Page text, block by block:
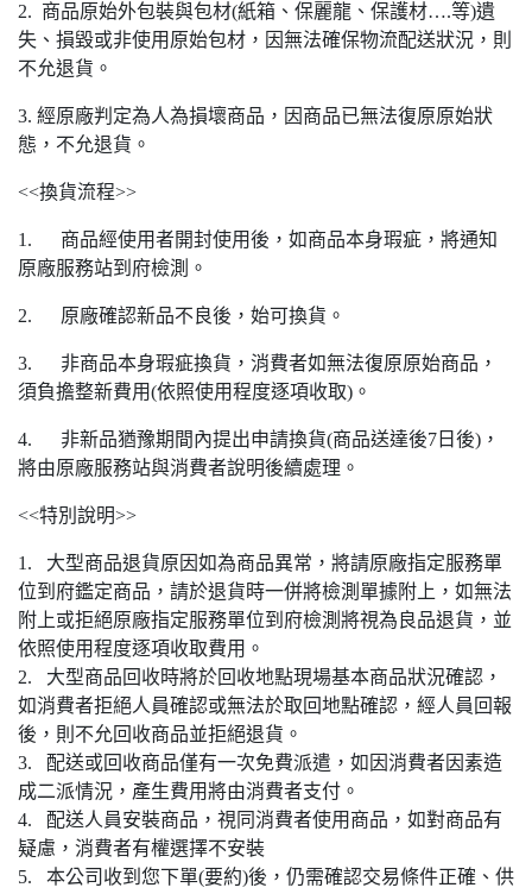
2. 商品原始外包裝與包材(紙箱、保麗龍、保護材….等)遺
失、損毀或非使用原始包材，因無法確保物流配送狀況，則
不允退貨。
3. 經原廠判定為人為損壞商品，因商品已無法復原原始狀
態，不允退貨。
<<換貨流程>>
1. 商品經使用者開封使用後，如商品本身瑕疵，將通知
原廠服務站到府檢測。
2. 原廠確認新品不良後，始可換貨。
3. 非商品本身瑕疵換貨，消費者如無法復原原始商品，
須負擔整新費用(依照使用程度逐項收取)。
4. 非新品猶豫期間內提出申請換貨(商品送達後7日後)，
將由原廠服務站與消費者說明後續處理。
<<特別說明>>
1. 大型商品退貨原因如為商品異常，將請原廠指定服務單
位到府鑑定商品，請於退貨時一併將檢測單據附上，如無法
附上或拒絕原廠指定服務單位到府檢測將視為良品退貨，並
依照使用程度逐項收取費用。
2. 大型商品回收時將於回收地點現場基本商品狀況確認，
如消費者拒絕人員確認或無法於取回地點確認，經人員回報
後，則不允回收商品並拒絕退貨。
3. 配送或回收商品僅有一次免費派遣，如因消費者因素造
成二派情況，產生費用將由消費者支付。
4. 配送人員安裝商品，視同消費者使用商品，如對商品有
疑慮，消費者有權選擇不安裝
5. 本公司收到您下單(要約)後，仍需確認交易條件正確、供